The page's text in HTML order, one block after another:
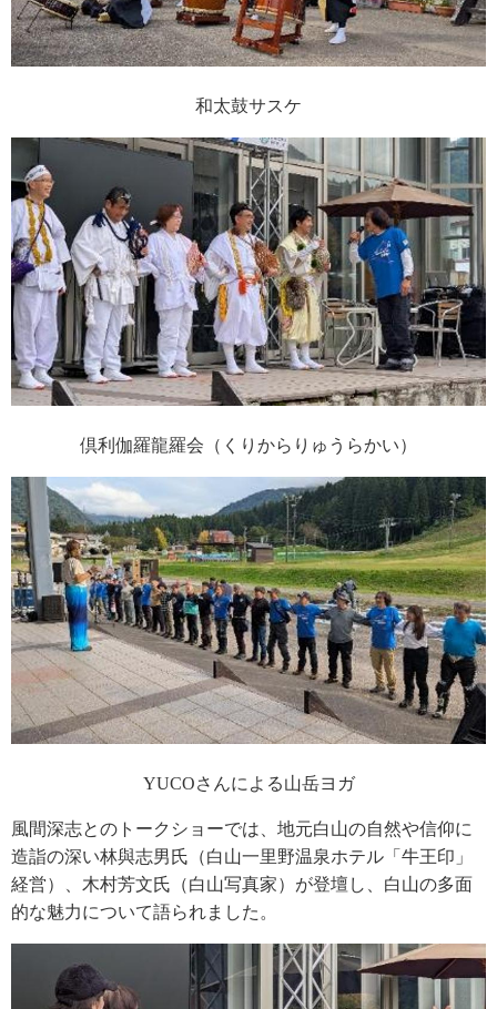
和太鼓サスケ
倶利伽羅龍羅会（くりからりゅうらかい）
YUCOさんによる山岳ヨガ
風間深志とのトークショーでは、地元白山の自然や信仰に
造詣の深い林與志男氏（白山一里野温泉ホテル「牛王印」
経営）、木村芳文氏（白山写真家）が登壇し、白山の多面
的な魅力について語られました。